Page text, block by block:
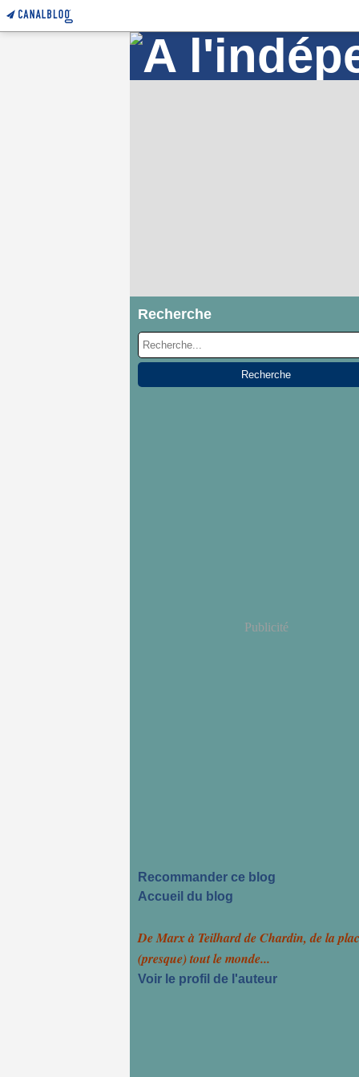
Recherche
Publicité
Recommander ce blog
Accueil du blog
De Marx à Teilhard de Chardin, de la
(presque) tout le monde...
Voir le profil de l'auteur